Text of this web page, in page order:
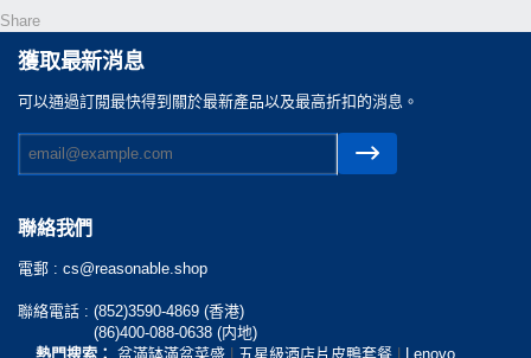
Share
獲取最新消息
可以通過訂閲最快得到關於最新產品以及最高折扣的消息。
聯絡我們
電郵 : cs@reasonable.shop
聯絡電話 : (852)3590-4869 (香港)
(86)400-088-0638 (内地)
熱門搜索： 盆滿缽滿盆菜盛 五星級酒店片皮鴨套餐 Lenovo